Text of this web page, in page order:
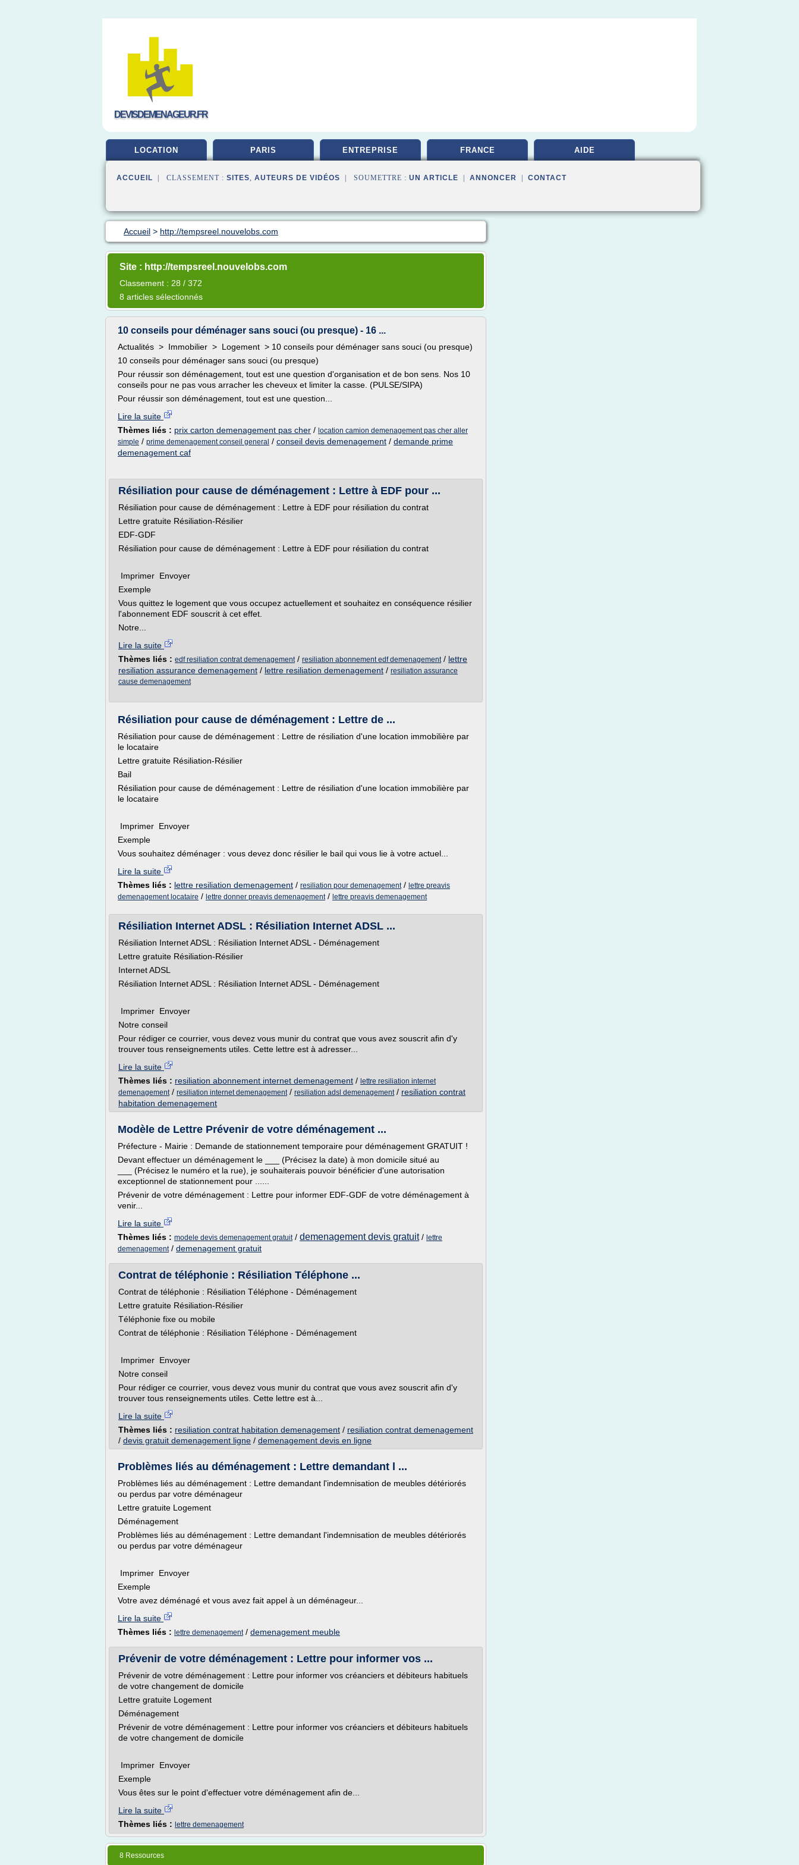
DEVISDEMENAGEUR.FR
LOCATION PARIS ENTREPRISE FRANCE AIDE
ACCUEIL | CLASSEMENT : SITES, AUTEURS DE VIDÉOS | SOUMETTRE : UN ARTICLE ANNONCER CONTACT
Accueil > http://tempsreel.nouvelobs.com
Site : http://tempsreel.nouvelobs.com
Classement : 28 / 372
8 articles sélectionnés
10 conseils pour déménager sans souci (ou presque) - 16 ...
Actualités > Immobilier > Logement > 10 conseils pour déménager sans souci (ou presque)
10 conseils pour déménager sans souci (ou presque)
Pour réussir son déménagement, tout est une question d'organisation et de bon sens. Nos 10
conseils pour ne pas vous arracher les cheveux et limiter la casse. (PULSE/SIPA)
Pour réussir son déménagement, tout est une question...
Lire la suite
Thèmes liés : prix carton demenagement pas cher / location camion demenagement pas cher aller
simple / prime demenagement conseil general / conseil devis demenagement / demande prime
demenagement caf
Résiliation pour cause de déménagement : Lettre à EDF pour ...
Résiliation pour cause de déménagement : Lettre à EDF pour résiliation du contrat
Lettre gratuite Résiliation-Résilier
EDF-GDF
Résiliation pour cause de déménagement : Lettre à EDF pour résiliation du contrat
Imprimer Envoyer
Exemple
Vous quittez le logement que vous occupez actuellement et souhaitez en conséquence résilier
l'abonnement EDF souscrit à cet effet.
Notre...
Lire la suite
Thèmes liés : edf resiliation contrat demenagement/ resiliation abonnement edf demenagement/ lettre
resiliation assurance demenagement / lettre resiliation demenagement / resiliation assurance
cause demenagement
Résiliation pour cause de déménagement : Lettre de ...
Résiliation pour cause de déménagement : Lettre de résiliation d'une location immobilière par
le locataire
Lettre gratuite Résiliation-Résilier
Bail
Résiliation pour cause de déménagement : Lettre de résiliation d'une location immobilière par
le locataire
Imprimer Envoyer
Exemple
Vous souhaitez déménager : vous devez donc résilier le bail qui vous lie à votre actuel...
Lire la suite
Thèmes liés : lettre resiliation demenagement / resiliation pour demenagement/ lettre preavis
demenagement locataire / lettre donner preavis demenagement/ lettre preavis demenagement
Résiliation Internet ADSL : Résiliation Internet ADSL ...
Résiliation Internet ADSL : Résiliation Internet ADSL - Déménagement
Lettre gratuite Résiliation-Résilier
Internet ADSL
Résiliation Internet ADSL : Résiliation Internet ADSL - Déménagement
Imprimer Envoyer
Notre conseil
Pour rédiger ce courrier, vous devez vous munir du contrat que vous avez souscrit afin d'y
trouver tous renseignements utiles. Cette lettre est à adresser...
Lire la suite
Thèmes liés : resiliation abonnement internet demenagement / lettre resiliation internet
demenagement/ resiliation internet demenagement/ resiliation adsl demenagement/ resiliation contrat
habitation demenagement
Modèle de Lettre Prévenir de votre déménagement ...
Préfecture - Mairie : Demande de stationnement temporaire pour déménagement GRATUIT !
Devant effectuer un déménagement le ___ (Précisez la date) à mon domicile situé au
___ (Précisez le numéro et la rue), je souhaiterais pouvoir bénéficier d'une autorisation
exceptionnel de stationnement pour ......
Prévenir de votre déménagement : Lettre pour informer EDF-GDF de votre déménagement à
venir...
Lire la suite
Thèmes liés : modele devis demenagement gratuit/ demenagement devis gratuit/ lettre
demenagement/ demenagement gratuit
Contrat de téléphonie : Résiliation Téléphone ...
Contrat de téléphonie : Résiliation Téléphone - Déménagement
Lettre gratuite Résiliation-Résilier
Téléphonie fixe ou mobile
Contrat de téléphonie : Résiliation Téléphone - Déménagement
Imprimer Envoyer
Notre conseil
Pour rédiger ce courrier, vous devez vous munir du contrat que vous avez souscrit afin d'y
trouver tous renseignements utiles. Cette lettre est à...
Lire la suite
Thèmes liés : resiliation contrat habitation demenagement / resiliation contrat demenagement
/ devis gratuit demenagement ligne / demenagement devis en ligne
Problèmes liés au déménagement : Lettre demandant l ...
Problèmes liés au déménagement : Lettre demandant l'indemnisation de meubles détériorés
ou perdus par votre déménageur
Lettre gratuite Logement
Déménagement
Problèmes liés au déménagement : Lettre demandant l'indemnisation de meubles détériorés
ou perdus par votre déménageur
Imprimer Envoyer
Exemple
Votre avez déménagé et vous avez fait appel à un déménageur...
Lire la suite
Thèmes liés : lettre demenagement/ demenagement meuble
Prévenir de votre déménagement : Lettre pour informer vos ...
Prévenir de votre déménagement : Lettre pour informer vos créanciers et débiteurs habituels
de votre changement de domicile
Lettre gratuite Logement
Déménagement
Prévenir de votre déménagement : Lettre pour informer vos créanciers et débiteurs habituels
de votre changement de domicile
Imprimer Envoyer
Exemple
Vous êtes sur le point d'effectuer votre déménagement afin de...
Lire la suite
Thèmes liés : lettre demenagement
8 Ressources